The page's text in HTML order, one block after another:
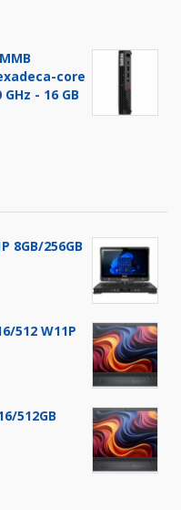
core
- 16 GB
8GB/256GB
512 W11P
512GB